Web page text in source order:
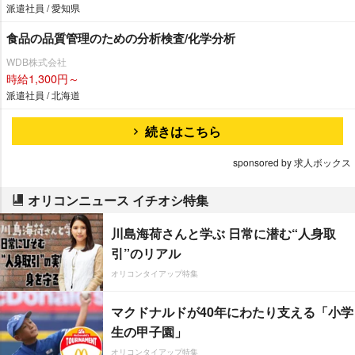
派遣社員 / 愛知県
食品の品質管理のための分析検査/化学分析
WDB株式会社
時給1,300円～
派遣社員 / 北海道
続きはこちら
sponsored by 求人ボックス
オリコンニュース イチオシ特集
川島海荷さんと学ぶ 日常に潜む“人身取
引”のリアル
オリコンタイアップ特集
マクドナルドが40年にわたり支える「小学
生の甲子園」
オリコンタイアップ特集